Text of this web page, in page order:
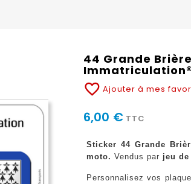
44 Grande
Immatriculation®
favorite_border Ajouter à mes
6,00 € TTC
Sticker 44 Grande
moto. Vendus par jeu
Personnalisez vos